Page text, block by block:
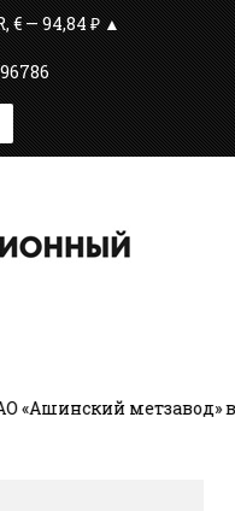
€ — 94,84 ₽ ▲
метзавод»